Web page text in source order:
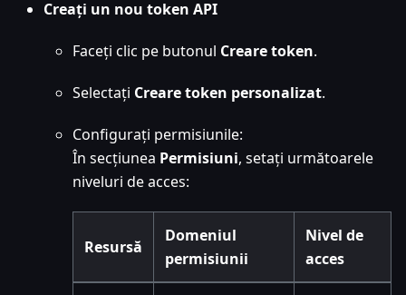
Creați un nou token API
Faceți clic pe butonul Creare token.
Selectați Creare token personalizat.
Configurați permisiunile:
În secțiunea Permisiuni, setați următoarele
niveluri de acces:
Resursă
Domeniul
permisiunii
Nivel de
acces